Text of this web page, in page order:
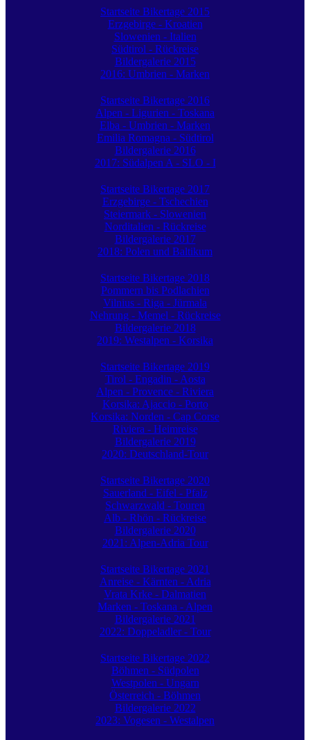
Startseite Bikertage 2015
Erzgebirge - Kroatien
Slowenien - Italien
Südtirol - Rückreise
Bildergalerie 2015
2016: Umbrien - Marken
Startseite Bikertage 2016
Alpen - Ligurien - Toskana
Elba - Umbrien - Marken
Emilia Romagna - Südtirol
Bildergalerie 2016
2017: Südalpen A - SLO - I
Startseite Bikertage 2017
Erzgebirge - Tschechien
Steiermark - Slowenien
Norditalien - Rückreise
Bildergalerie 2017
2018: Polen und Baltikum
Startseite Bikertage 2018
Pommern bis Podlachien
Vilnius - Riga - Jürmala
Nehrung - Memel - Rückreise
Bildergalerie 2018
2019: Westalpen - Korsika
Startseite Bikertage 2019
Tirol - Engadin - Aosta
Alpen - Provence - Riviera
Korsika: Ajaccio - Porto
Korsika: Norden - Cap Corse
Riviera - Heimreise
Bildergalerie 2019
2020: Deutschland-Tour
Startseite Bikertage 2020
Sauerland - Eifel - Pfalz
Schwarzwald - Touren
Alb - Rhön - Rückreise
Bildergalerie 2020
2021: Alpen-Adria Tour
Startseite Bikertage 2021
Anreise - Kärnten - Adria
Vrata Krke - Dalmatien
Marken - Toskana - Alpen
Bildergalerie 2021
2022: Doppeladler - Tour
Startseite Bikertage 2022
Böhmen - Südpolen
Westpolen - Ungarn
Österreich - Böhmen
Bildergalerie 2022
2023: Vogesen - Westalpen